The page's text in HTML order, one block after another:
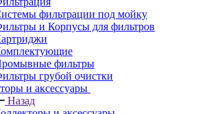
фильтрации под мойку
и Корпусы для фильтров
фильтры
грубой очистки
и аксессуары
Назад